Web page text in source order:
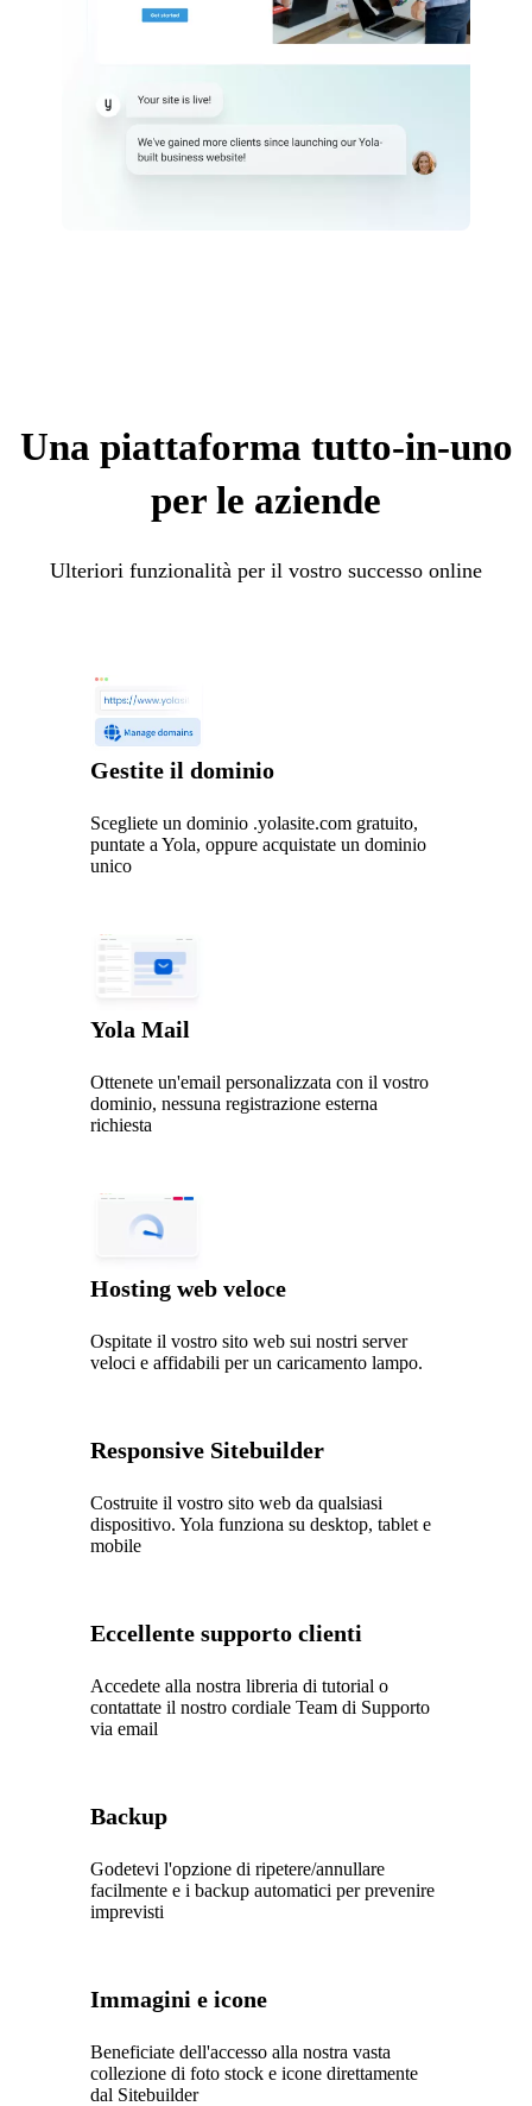
Una piattaforma tutto-in-uno
per le aziende
Ulteriori funzionalità per il vostro successo online
Gestite il dominio
Scegliete un dominio .yolasite.com gratuito,
puntate a Yola, oppure acquistate un dominio
unico
Yola Mail
Ottenete un'email personalizzata con il vostro
dominio, nessuna registrazione esterna
richiesta
Hosting web veloce
Ospitate il vostro sito web sui nostri server
veloci e affidabili per un caricamento lampo.
Responsive Sitebuilder
Costruite il vostro sito web da qualsiasi
dispositivo. Yola funziona su desktop, tablet e
mobile
Eccellente supporto clienti
Accedete alla nostra libreria di tutorial o
contattate il nostro cordiale Team di Supporto
via email
Backup
Godetevi l'opzione di ripetere/annullare
facilmente e i backup automatici per prevenire
imprevisti
Immagini e icone
Beneficiate dell'accesso alla nostra vasta
collezione di foto stock e icone direttamente
dal Sitebuilder